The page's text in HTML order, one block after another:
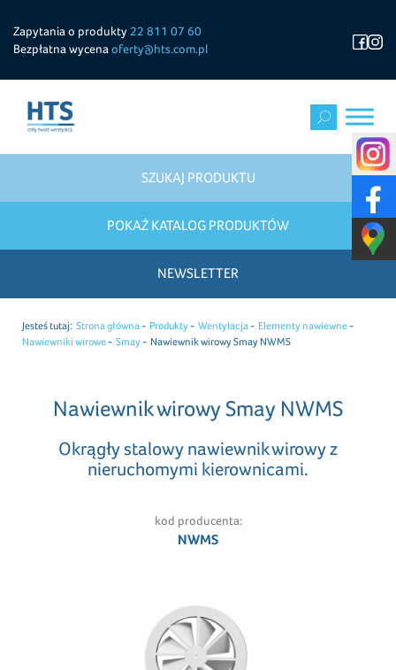
Zapytania o produkty 22 811 07 60
Bezpłatna wycena oferty@hts.com.pl
SZUKAJ PRODUKTU
POKAŻ KATALOG PRODUKTÓW
NEWSLETTER
Jesteś tutaj: Strona główna Produkty Wentylacja
Elementy nawiewne
Nawiewniki wirowe
Smay Nawiewnik wirowy Smay NWMS
Nawiewnik wirowy Smay NWMS
Okrągły stalowy nawiewnik wirowy z
nieruchomymi kierownicami.
kod producenta:
NWMS